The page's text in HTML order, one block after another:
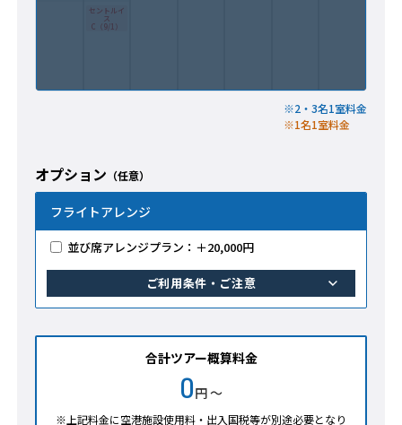
セントルイ
ス
C（9/1）
※2・3名1室料金
※1名1室料金
オプション （任意）
フライトアレンジ
並び席アレンジプラン：＋20,000円
ご利用条件・ご注意
合計ツアー概算料金
0円 ～
※上記料金に空港施設使用料・出入国税等が別途必要となり